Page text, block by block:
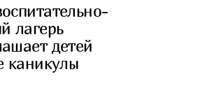
лагерь
детей
каникулы